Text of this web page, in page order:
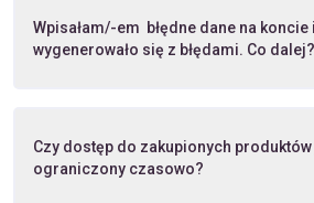
Wpisałam/-em błędne dane na
wygenerowało się z błędami. Co dalej?
Czy dostęp do zakupionych
ograniczony czasowo?